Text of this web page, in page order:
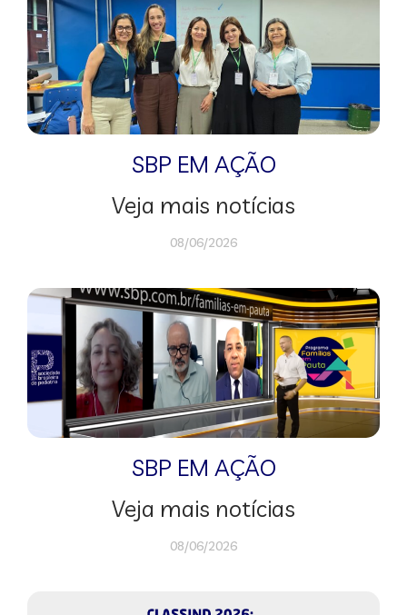
SBP EM AÇÃO
Veja mais notícias
08/06/2026
SBP EM AÇÃO
Veja mais notícias
08/06/2026